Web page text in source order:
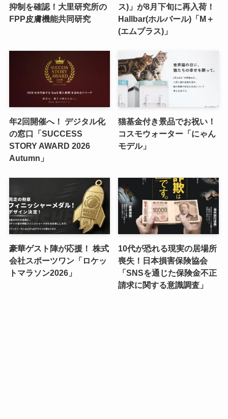
抑制を確認！大里研究所の
FPP皮膚機能共同研究
ス)」が8月下旬に再入荷！
Hallbar(ホルバール)「M＋
(エムプラス)」
年2回開催へ！ デジタル化
の窓口「SUCCESS
STORY AWARD 2026
Autumn」
猫基金付き景品でお祝い！
コスモウォーター「にゃん
モデル」
豪華ゲスト陣が応援！ 株式
会社スポーツワン「ロケッ
トマラソン2026」
10代が恐れる現実の居場所
喪失！日本損害保険協会
「SNSを通じた保険金不正
請求に関する意識調査」